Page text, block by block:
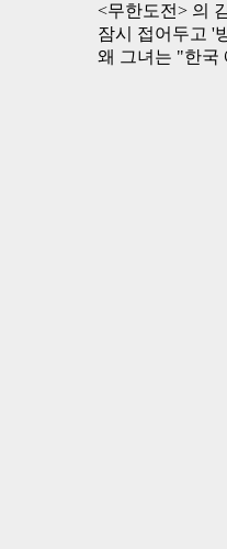
<무한도전> 의
잠시 접어두고 '
왜 그녀는 "한국